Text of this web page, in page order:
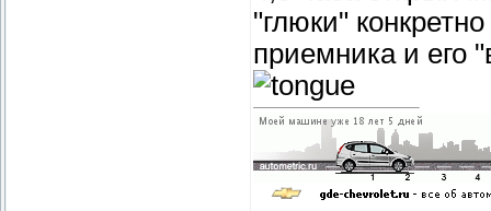
"глюки"
приемника и его